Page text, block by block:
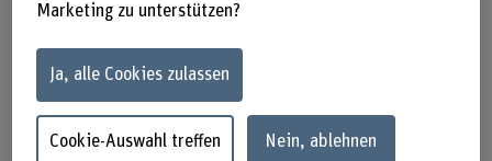
Berufsangehörigen der folgenden, an
der Fachhochschule angesiedelten
Studiengänge, nachträglich einen
Fachhochschultitel (FH) zu erwerben.
Marketing zu unterstützen?
Ja, alle Cookies zulassen
Cookie-Auswahl treffen Nein, ablehnen